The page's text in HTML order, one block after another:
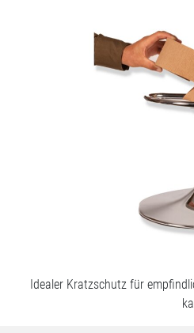
Idealer Kratzschutz für